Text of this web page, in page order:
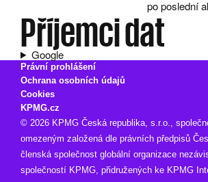
po poslední
Příjemci dat
Google
Právní prohlášení
Ochrana osobních údajů
Cookies
KPMG.cz
© 2026 KPMG Česká republika, s.r.o.,
omezeným založená dle právních předpisů
členská společnost globální organizace
společností KPMG, přidružených ke KPMG